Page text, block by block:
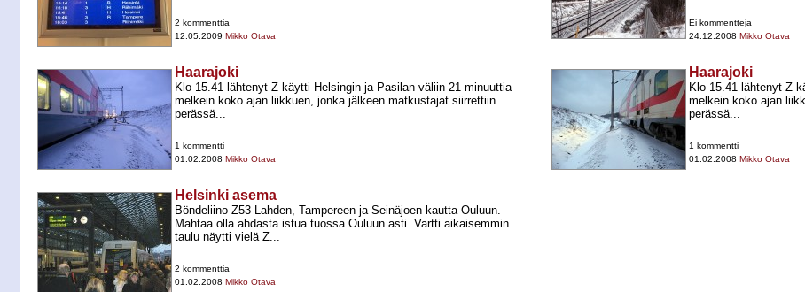
2 kommenttia
12.05.2009 Mikko Otava
Ei kommentteja
24.12.2008 Mikko Otava
Haarajoki
Klo 15.41 lähtenyt Z käytti Helsingin ja Pasilan väliin 21 minuuttia
melkein koko ajan liikkuen, jonka jälkeen matkustajat siirrettiin
perässä...
1 kommentti
01.02.2008 Mikko Otava
Haarajoki
Klo 15.41 lähtenyt Z
melkein koko ajan
perässä...
1 kommentti
01.02.2008 Mikko Otava
Helsinki asema
Böndeliino Z53 Lahden, Tampereen ja Seinäjoen kautta Ouluun.
Mahtaa olla ahdasta istua tuossa Ouluun asti. Vartti aikaisemmin
taulu näytti vielä Z...
2 kommenttia
01.02.2008 Mikko Otava